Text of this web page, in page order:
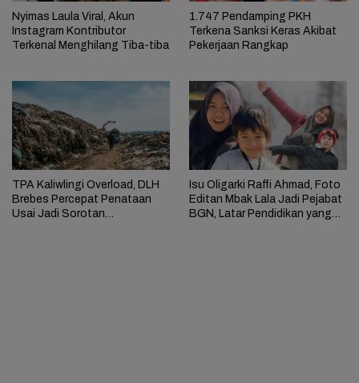
Nyimas Laula Viral, Akun
Instagram Kontributor
Terkenal Menghilang Tiba-tiba
1.747 Pendamping PKH
Terkena Sanksi Keras Akibat
Pekerjaan Rangkap
TPA Kaliwlingi Overload, DLH
Brebes Percepat Penataan
Usai Jadi Sorotan
Isu Oligarki Raffi Ahmad, Foto
Editan Mbak Lala Jadi Pejabat
BGN, Latar Pendidikan yang